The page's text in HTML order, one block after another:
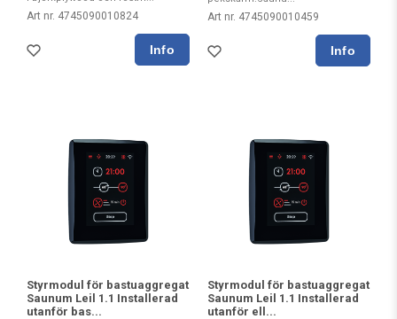
Art nr. 4745090010824 Art nr. 4745090010459
Styrmodul för bastuaggregat
Saunum Leil 1.1 Installerad
utanför bas...
Styrmodul för bastuaggregat
Saunum Leil 1.1 Installerad
utanför ell...